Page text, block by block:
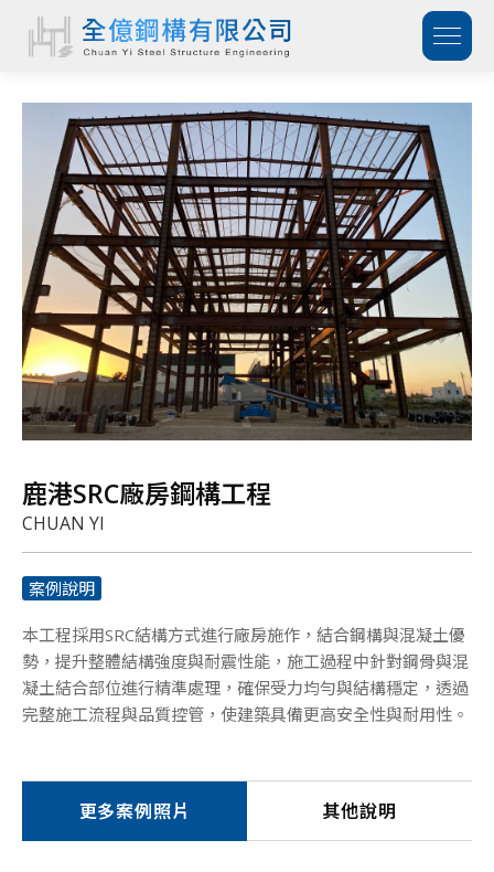
鹿港SRC廠房鋼構工程
CHUAN YI
案例說明
本工程採用SRC結構方式進行廠房施作，結合鋼構與混凝土優
勢，提升整體結構強度與耐震性能，施工過程中針對鋼骨與混
凝土結合部位進行精準處理，確保受力均勻與結構穩定，透過
完整施工流程與品質控管，使建築具備更高安全性與耐用性。
更多案例照片 其他說明